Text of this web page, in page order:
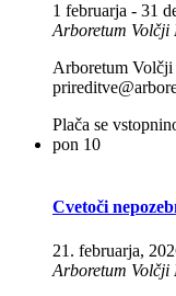
1 februarja - 31
Arboretum Volčji
Arboretum
Plača se
pon 10
Cvetoči
21. februarja,
Arboretum Volčji